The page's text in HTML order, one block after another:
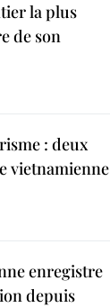
la plus
de son
: deux
vietnamienne
enregistre
depuis